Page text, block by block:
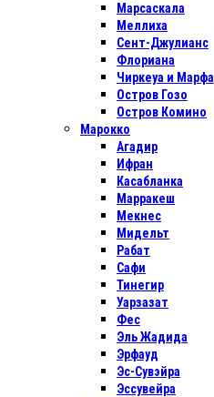
Марсаскала
Меллиха
Сент-Джулианс
Флориана
Чиркеуа и Марфа
Остров Гозо
Остров Комино
Марокко
Агадир
Ифран
Касабланка
Марракеш
Мекнес
Мидельт
Рабат
Сафи
Тинегир
Уарзазат
Фес
Эль Жадида
Эрфауд
Эс-Сувэйра
Эссувейра